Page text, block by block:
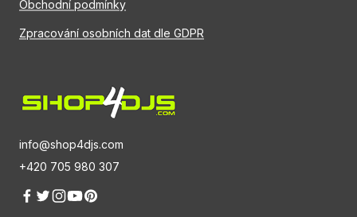
info@shop4djs.com
+420 705 980 307
Obchodní podmínky
Zpracování osobních dat dle GDPR